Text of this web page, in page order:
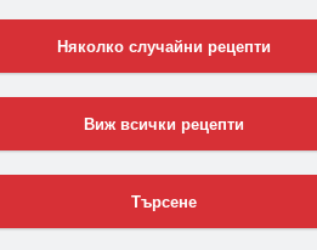
Няколко случайни рецепти
Виж всички рецепти
Търсене